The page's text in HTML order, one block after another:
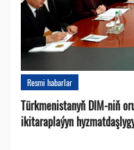
Resmi habarlar
Türkmenistanyň DIM-niň
ikitaraplaýyn